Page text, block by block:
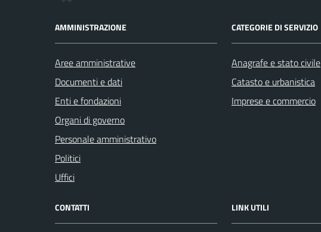
AMMINISTRAZIONE
Aree amministrative
Documenti e dati
Enti e fondazioni
Organi di governo
Personale amministrativo
Politici
Uffici
CATEGORIE DI SERVIZIO
Anagrafe e stato civile
Catasto e urbanistica
Imprese e commercio
CONTATTI LINK UTILI